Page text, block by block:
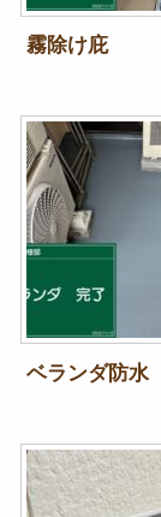
霧除け庇
ベランダ防水